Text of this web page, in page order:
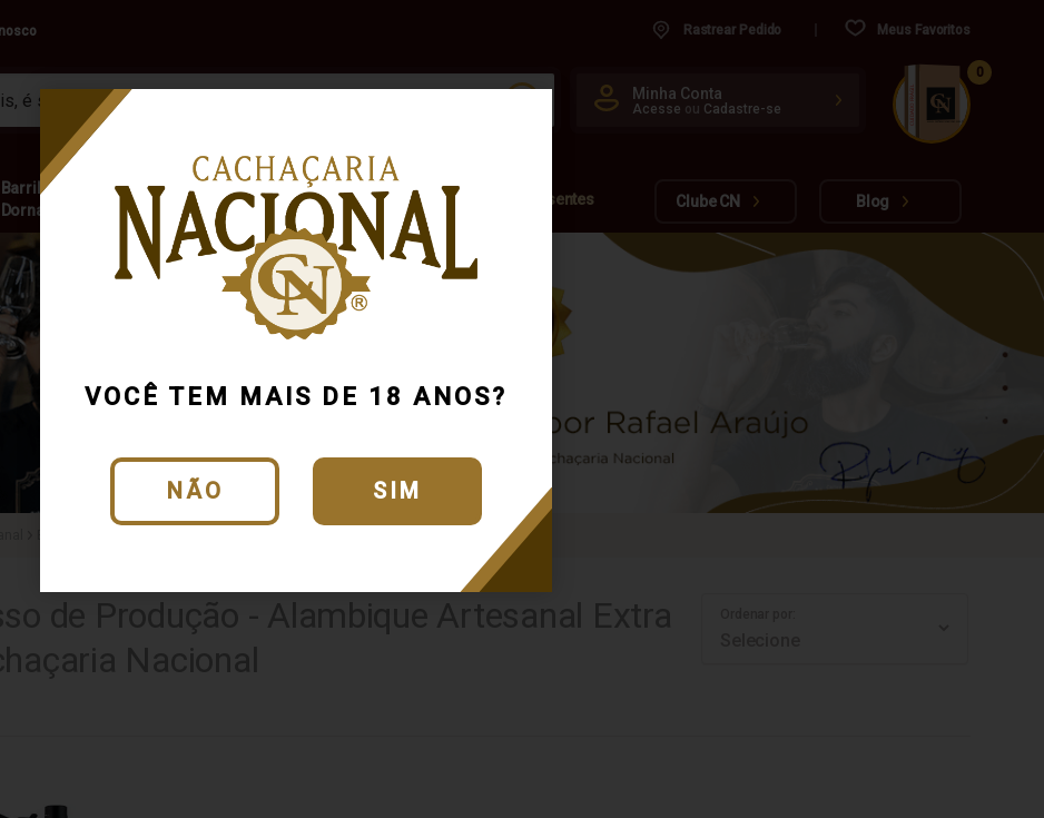
VOCÊ TEM MAIS DE 18 ANOS?
NÃO SIM
Rastrear Pedido Meus Favoritos
Minha Conta
Acesse ou Cadastre-se
www.cachacarianacional.com.br
CUIDADO FRÁGIL
0
Barril e
Dorna
Acessórios
Outras
Bebidas
Marcas Presentes Clube CN Blog
de Produção - Alambique Artesanal Extra